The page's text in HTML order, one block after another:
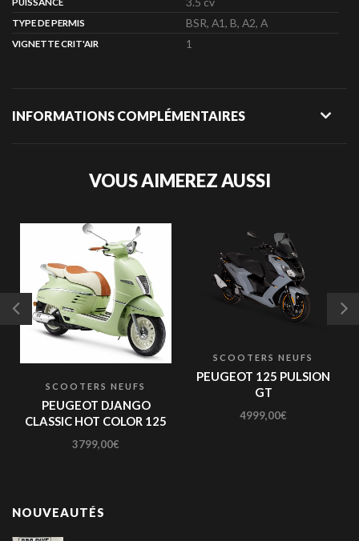
TYPE DE PERMIS BSR, A1, B, A2, A
VIGNETTE CRIT'AIR 1
INFORMATIONS COMPLÉMENTAIRES
VOUS AIMEREZ AUSSI
SCOOTERS NEUFS
PEUGEOT DJANGO
CLASSIC HOT COLOR 125
3799,00€
SCOOTERS NEUFS
PEUGEOT 125 PULSION
GT
4999,00€
NOUVEAUTÉS